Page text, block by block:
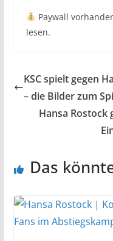
Paywall
lesen.
KSC spielt gegen
– die Bilder zum
Hansa Rostock
Das